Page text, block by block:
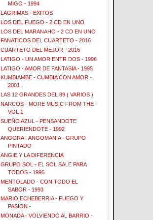
MIGO - 1994
LAGRIMAS - EXITOS
LOS DEL FUEGO - 2 CD EN UNO
LOS DEL MARANAHO - 2 CD EN UNO
FANATICOS DEL CUARTETO - 2016
CUARTETO DEL MEJOR - 2016
LATIGO - UN AMOR ENTR DOS - 1996
LATIGO - AMOR DE FANTASIA - 1995
KUMBIAMBE - CUMBIA CON AMOR -
2001
LAS 12 GRANDES DEL 89 ( VARIOS )
NARCOS - MORE MUSIC FROM THE -
VOL 1
SUEÑO AZUL - PENSANDOTE
QUERIENDOTE - 1992
ANGORA - ANGOMANIA - GRUPO
PINTADO
ANGIE Y LA DIFERENCIA
GRUPO SOL - EL SOL SALE PARA
TODOS - 1996
MENTOLADO - CON TODO EL
SABOR - 1993
MARIO ECHEBERRIA - FUEGO Y
PASION -
MONADA - VOLVIENDO AL BARRIO -